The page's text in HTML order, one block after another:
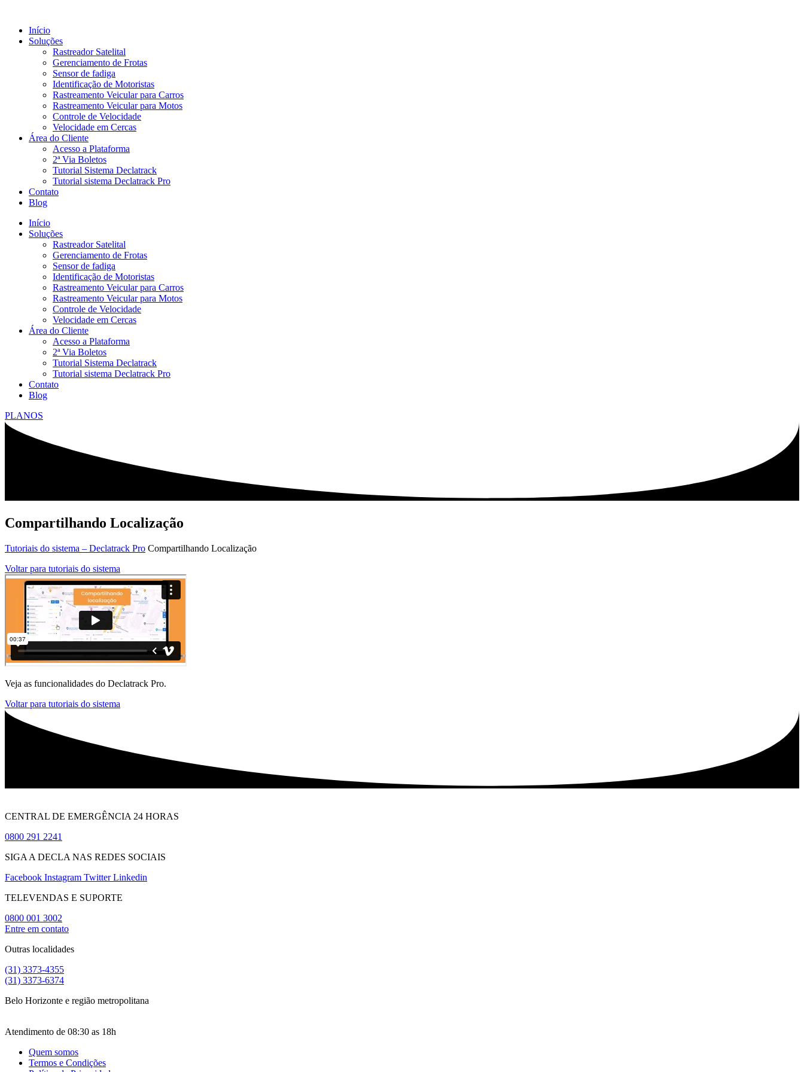
conteúdo
Início
Soluções
Rastreador Satelital
Gerenciamento de Frotas
Sensor de fadiga
Identificação de Motoristas
Rastreamento Veicular para Carros
Rastreamento Veicular para Motos
Controle de Velocidade
Velocidade em Cercas
Área do Cliente
Acesso a Plataforma
2ª Via Boletos
Tutorial Sistema Declatrack
Tutorial sistema Declatrack Pro
Contato
Blog
Início
Soluções
Rastreador Satelital
Gerenciamento de Frotas
Sensor de fadiga
Identificação de Motoristas
Rastreamento Veicular para Carros
Rastreamento Veicular para Motos
Controle de Velocidade
Velocidade em Cercas
Área do Cliente
Acesso a Plataforma
2ª Via Boletos
Tutorial Sistema Declatrack
Tutorial sistema Declatrack Pro
Contato
Blog
PLANOS
Compartilhando Localização
Tutoriais do sistema – Declatrack Pro Compartilhando Localização
Voltar para tutoriais do sistema
Veja as funcionalidades do Declatrack Pro.
Voltar para tutoriais do sistema
CENTRAL DE EMERGÊNCIA 24 HORAS
0800 291 2241
SIGA A DECLA NAS REDES SOCIAIS
Facebook Instagram Twitter Linkedin
TELEVENDAS E SUPORTE
0800 001 3002
Entre em contato
Outras localidades
(31) 3373-4355
(31) 3373-6374
Belo Horizonte e região metropolitana
Atendimento de 08:30 as 18h
Quem somos
Termos e Condições